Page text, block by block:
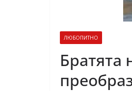
ЛЮБОПИТНО
Братята